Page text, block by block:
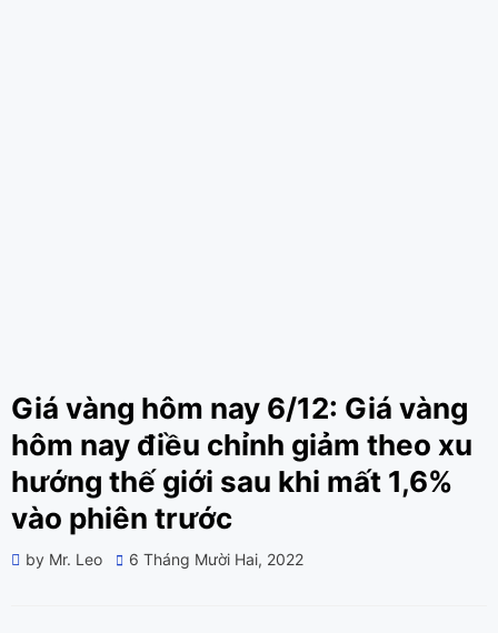
Giá vàng hôm nay 6/12: Giá vàng
hôm nay điều chỉnh giảm theo xu
hướng thế giới sau khi mất 1,6%
vào phiên trước
by Mr. Leo
Posted
6 Tháng Mười Hai, 2022